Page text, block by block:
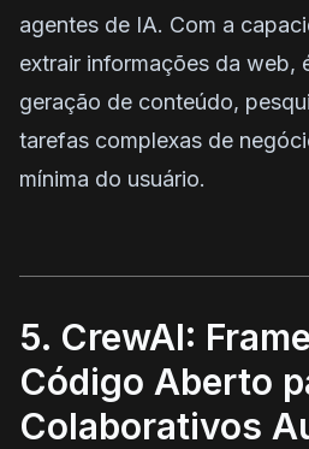
agentes de IA. Com a
extrair informações da web,
geração de conteúdo,
tarefas complexas de
mínima do usuário.
5. CrewAI:
Código Aberto
Colaborativos